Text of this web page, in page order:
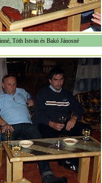
Tóth István és Bakó Jánosné